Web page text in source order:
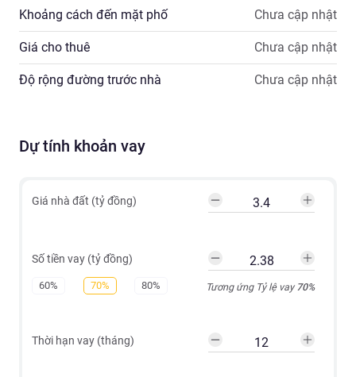
Khoảng cách đến mặt phố Chưa cập nhật
Giá cho thuê Chưa cập nhật
Độ rộng đường trước nhà Chưa cập nhật
Dự tính khoản vay
Giá nhà đất (tỷ đồng)
Số tiền vay (tỷ đồng)
60% 70% 80% Tương ứng Tỷ lệ vay70%
Thời hạn vay (tháng)